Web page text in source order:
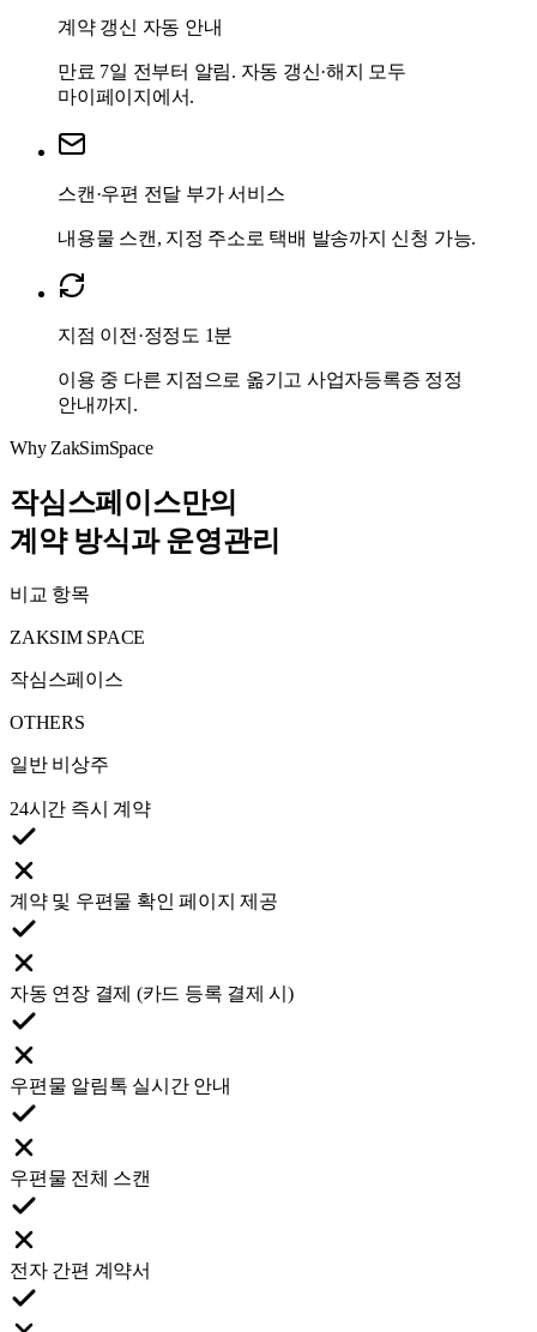
계약 갱신 자동 안내
만료 7일 전부터 알림. 자동 갱신·해지 모두
마이페이지에서.
스캔·우편 전달 부가 서비스
내용물 스캔, 지정 주소로 택배 발송까지 신청 가능.
지점 이전·정정도 1분
이용 중 다른 지점으로 옮기고 사업자등록증 정정
안내까지.
Why ZakSimSpace
작심스페이스만의
계약 방식과 운영관리
비교 항목
ZAKSIM SPACE
작심스페이스
OTHERS
일반 비상주
24시간 즉시 계약
계약 및 우편물 확인 페이지 제공
자동 연장 결제 (카드 등록 결제 시)
우편물 알림톡 실시간 안내
우편물 전체 스캔
전자 간편 계약서